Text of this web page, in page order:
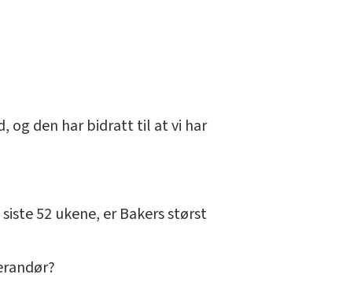
og den har bidratt til at vi har
52 ukene, er Bakers størst